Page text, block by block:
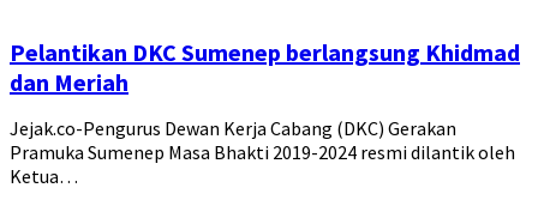
Pelantikan DKC Sumenep berlangsung Khidmad
dan Meriah
Jejak.co-Pengurus Dewan Kerja Cabang (DKC) Gerakan
Pramuka Sumenep Masa Bhakti 2019-2024 resmi dilantik oleh
Ketua…